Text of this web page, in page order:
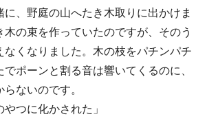
に、野庭の山へたき木取りに出かけま
木の束を作っていたのですが、そのう
なくなりました。木の枝をパチンパチ
ポーンと割る音は響いてくるのに、
ないのです。
やつに化かされた」